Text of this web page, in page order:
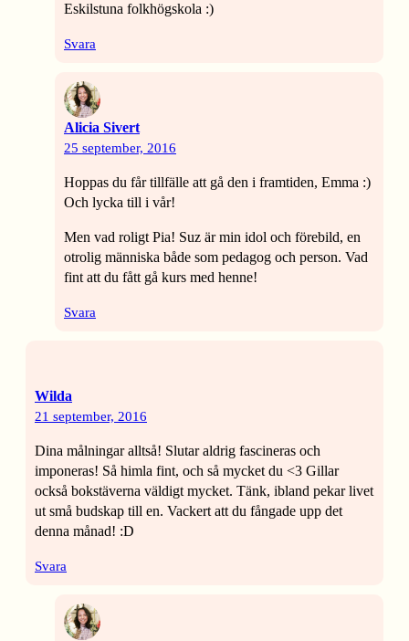
Eskilstuna folkhögskola :)
Svara
Alicia Sivert
25 september, 2016
Hoppas du får tillfälle att gå den i framtiden, Emma :)
Och lycka till i vår!
Men vad roligt Pia! Suz är min idol och förebild, en
otrolig människa både som pedagog och person. Vad
fint att du fått gå kurs med henne!
Svara
Wilda
21 september, 2016
Dina målningar alltså! Slutar aldrig fascineras och
imponeras! Så himla fint, och så mycket du <3 Gillar
också bokstäverna väldigt mycket. Tänk, ibland pekar livet
ut små budskap till en. Vackert att du fångade upp det
denna månad! :D
Svara